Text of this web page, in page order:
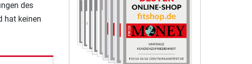
des
hat keinen